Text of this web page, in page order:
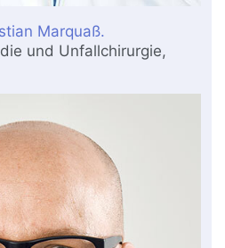
Marquaß.
und Unfallchirurgie,